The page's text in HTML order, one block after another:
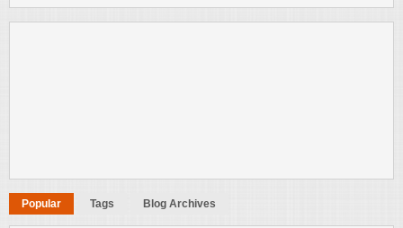
Popular Tags Blog Archives